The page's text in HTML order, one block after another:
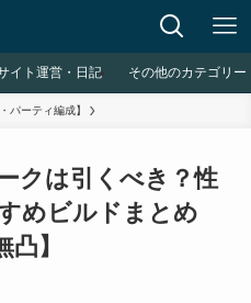
イト運営・日記 その他のカテゴリー
パーティ編成】
クは引くべき？性
めビルドまとめ
凸】